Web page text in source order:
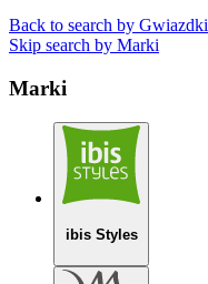
Back to search by Gwiazdki
Skip search by Marki
Marki
ibis Styles